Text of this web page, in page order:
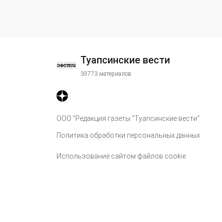
Туапсинские вести
39773 материалов
ООО "Редакция газеты "Туапсинские вести"
Политика обработки персональных данных
Использование сайтом файлов cookie